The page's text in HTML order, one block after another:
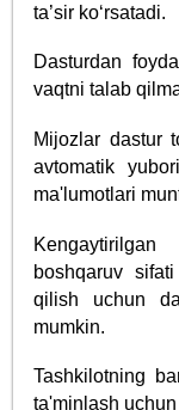
ta’sir ko‘rsatadi.
Dasturdan
vaqtni talab
Mijozlar dastur
avtomatik
ma'lumotlari
boshqaruv
qilish uchun
mumkin.
Tashkilotning
ta'minlash